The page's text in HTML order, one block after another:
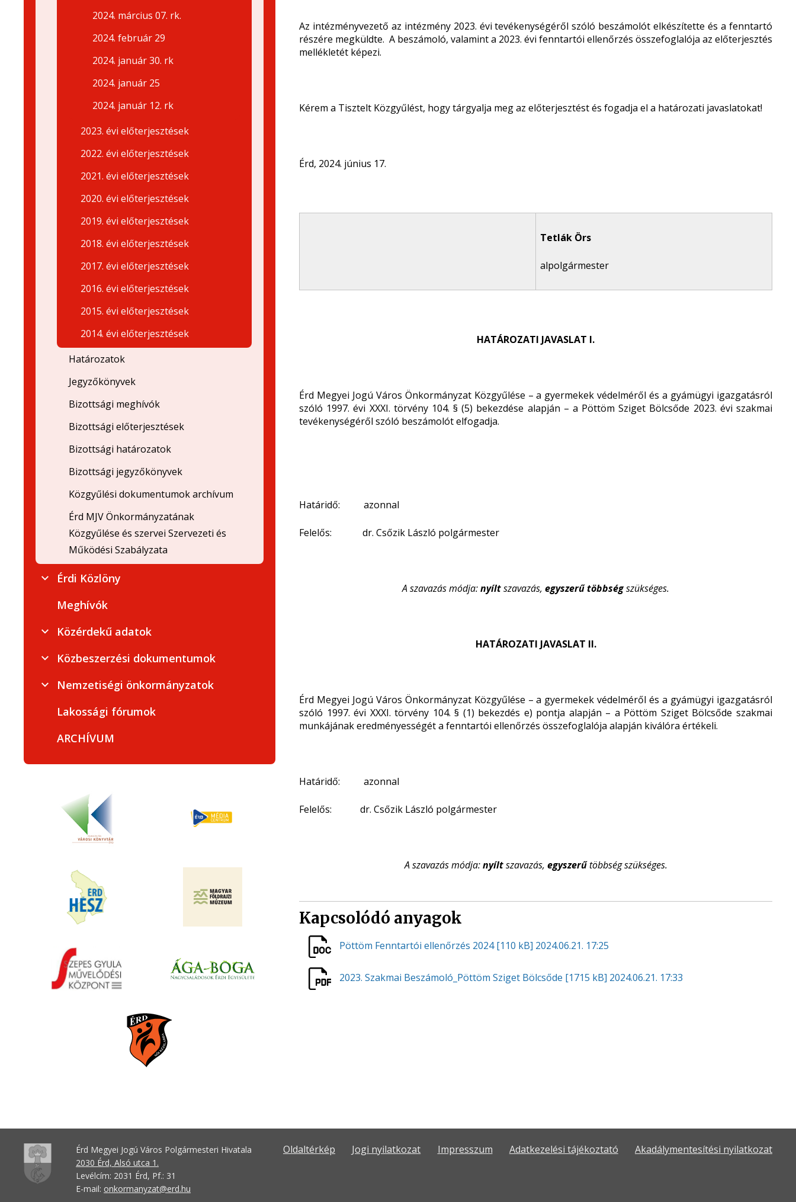
Az intézményvezető az intézmény 2023. évi tevékenységéről szóló beszámolót elkészítette és a fenntartó
részére megküldte. A beszámoló, valamint a 2023. évi fenntartói ellenőrzés összefoglalója az előterjesztés
mellékletét képezi.
Kérem a Tisztelt Közgyűlést, hogy tárgyalja meg az előterjesztést és fogadja el a határozati javaslatokat!
Érd, 2024. június 17.
Tetlák Örs
alpolgármester
HATÁROZATI JAVASLAT I.
Érd Megyei Jogú Város Önkormányzat Közgyűlése – a gyermekek védelméről és a gyámügyi igazgatásról
szóló 1997. évi XXXI. törvény 104. § (5) bekezdése alapján – a Pöttöm Sziget Bölcsőde 2023. évi szakmai
tevékenységéről szóló beszámolót elfogadja.
Határidő: azonnal
Felelős: dr. Csőzik László polgármester
A szavazás módja:nyíltszavazás, egyszerű többségszükséges.
HATÁROZATI JAVASLAT II.
Érd Megyei Jogú Város Önkormányzat Közgyűlése – a gyermekek védelméről és a gyámügyi igazgatásról
szóló 1997. évi XXXI. törvény 104. § (1) bekezdés e) pontja alapján – a Pöttöm Sziget Bölcsőde szakmai
munkájának eredményességét a fenntartói ellenőrzés összefoglalója alapján kiválóra értékeli.
Határidő: azonnal
Felelős: dr. Csőzik László polgármester
A szavazás módja:nyíltszavazás, egyszerűtöbbség szükséges.
Kapcsolódó anyagok
Pöttöm Fenntartói ellenőrzés 2024[110 kB] 2024.06.21. 17:25
2023. Szakmai Beszámoló_Pöttöm Sziget Bölcsőde [1715 kB] 2024.06.21. 17:33
2024. március 07. rk.
2024. február 29
2024. január 30. rk
2024. január 25
2024. január 12. rk
2023. évi előterjesztések
2022. évi előterjesztések
2021. évi előterjesztések
2020. évi előterjesztések
2019. évi előterjesztések
2018. évi előterjesztések
2017. évi előterjesztések
2016. évi előterjesztések
2015. évi előterjesztések
2014. évi előterjesztések
Határozatok
Jegyzőkönyvek
Bizottsági meghívók
Bizottsági előterjesztések
Bizottsági határozatok
Bizottsági jegyzőkönyvek
Közgyűlési dokumentumok archívum
Érd MJV Önkormányzatának
Közgyűlése és szervei Szervezeti és
Működési Szabályzata
Érdi Közlöny
Meghívók
Közérdekű adatok
Közbeszerzési dokumentumok
Nemzetiségi önkormányzatok
Lakossági fórumok
ARCHÍVUM
Érd Megyei Jogú Város Polgármesteri Hivatala
2030 Érd, Alsó utca 1.
Levélcím: 2031 Érd, Pf.: 31
E-mail: onkormanyzat@erd.hu
Oldaltérkép Jogi nyilatkozat Impresszum Adatkezelési tájékoztató Akadálymentesítési nyilatkozat